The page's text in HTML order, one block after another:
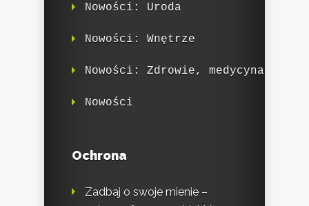
Nowości: Uroda
Nowości: Wnętrze
Nowości: Zdrowie, medycyna
Nowości
Ochrona
Zadbaj o swoje mienie –